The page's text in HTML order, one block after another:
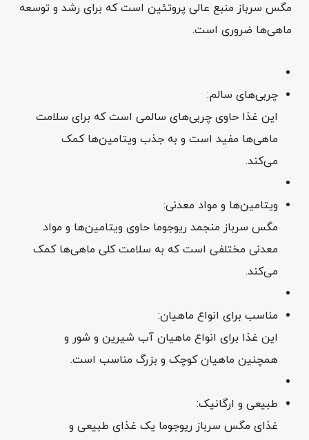
مگس سرباز منبع عالی پروتئین است که برای رشد و توسعه
ماهی‌ها ضروری است.
چربی‌های سالم:
این غذا حاوی چربی‌های سالمی است که برای سلامت
ماهی‌ها مفید است و به جذب ویتامین‌ها کمک
می‌کند.
ویتامین‌ها و مواد معدنی:
مگس سرباز منجمد ریوجوما حاوی ویتامین‌ها و مواد
معدنی مختلفی است که به سلامت کلی ماهی‌ها کمک
می‌کند.
مناسب برای انواع ماهیان:
این غذا برای انواع ماهیان آب شیرین و شور و
همچنین ماهیان کوچک و بزرگ مناسب است.
طبیعی و ارگانیک:
غذای مگس سرباز ریوجوما یک غذای طبیعی و